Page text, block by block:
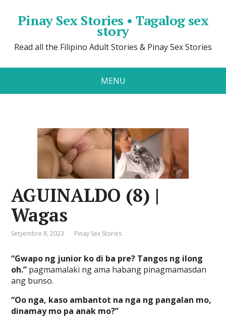
Pinay Sex Stories • Tagalog sex
story
Read all the Filipino Adult Stories & Pinay Sex Stories
MENU
AGUINALDO (8) |
Wagas
Setyembre 8, 2023 Pinay Sex Stories
“Gwapo ng junior ko di ba pre? Tangos ng ilong
oh.” pagmamalaki ng ama habang pinagmamasdan
ang bunso.
“Oo nga, kaso ambantot na nga ng pangalan mo,
dinamay mo pa anak mo?”